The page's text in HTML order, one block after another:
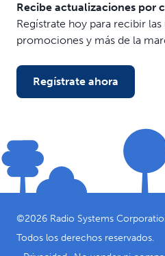
Recibe actualizaciones por
Regístrate hoy para recibir
promociones y más de la
Regístrate ahora
©2026 Radio Systems
Todos los derechos reservados.